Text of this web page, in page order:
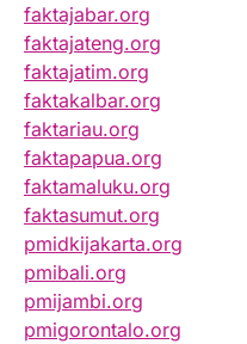
faktajabar.org
faktajateng.org
faktajatim.org
faktakalbar.org
faktariau.org
faktapapua.org
faktamaluku.org
faktasumut.org
pmidkijakarta.org
pmibali.org
pmijambi.org
pmigorontalo.org